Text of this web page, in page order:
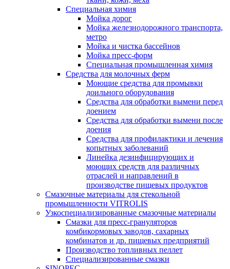
Специальная химия
Мойка дорог
Мойка железнодорожного транспорта,
метро
Мойка и чистка бассейнов
Мойка пресс-форм
Специальная промышленная химия
Средства для молочных ферм
Моющие средства для промывки
доильного оборудования
Средства для обработки вымени перед
доением
Средства для обработки вымени после
доения
Средства для профилактики и лечения
копытных заболеваний
Линейка дезинфицирующих и
моющих средств для различных
отраслей и направлений в
производстве пищевых продуктов
Смазочные материалы для стекольной
промышленности VITROLIS
Узкоспециализированные смазочные материалы
Смазки для пресс-грануляторов
комбикормовых заводов, сахарных
комбинатов и др. пищевых предприятий
Производство топливных пеллет
Специализированные смазки